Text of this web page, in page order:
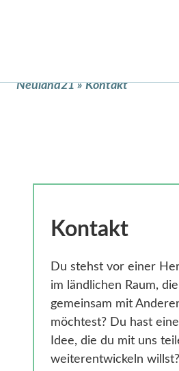
Über
Verwaltung &
Klimaschutz &
Smarte Ländliche
Blog
Kontakt
Du stehst vor einer
im ländlichen Raum,
gemeinsam mit
möchtest? Du hast
Idee, die du mit uns
weiterentwickeln
Neuland21 » Kontakt